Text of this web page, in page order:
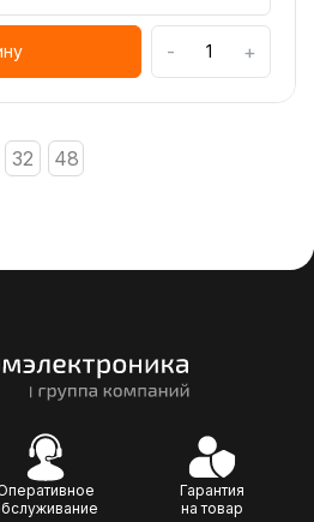
- +
32 48
Гарантия
на товар